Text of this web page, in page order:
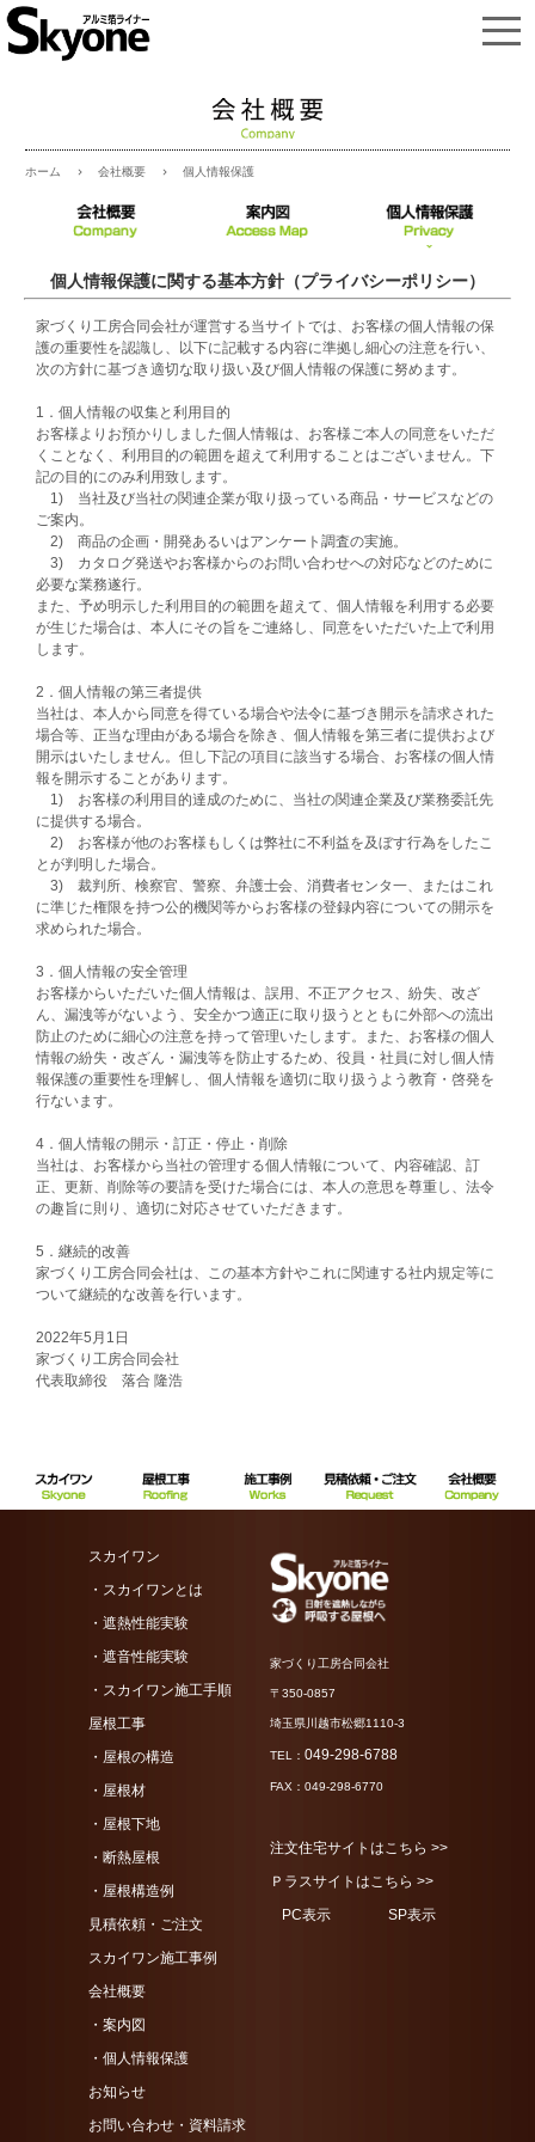
ホーム 会社概要 個人情報保護
個人情報保護に関する基本方針（プライバシーポリシー）
家づくり工房合同会社が運営する当サイトでは、お客様の個人情報の保
護の重要性を認識し、以下に記載する内容に準拠し細心の注意を行い、
次の方針に基づき適切な取り扱い及び個人情報の保護に努めます。
1．個人情報の収集と利用目的
お客様よりお預かりしました個人情報は、お客様ご本人の同意をいただ
くことなく、利用目的の範囲を超えて利用することはございません。下
記の目的にのみ利用致します。
1) 当社及び当社の関連企業が取り扱っている商品・サービスなどの
ご案内。
2) 商品の企画・開発あるいはアンケート調査の実施。
3) カタログ発送やお客様からのお問い合わせへの対応などのために
必要な業務遂行。
また、予め明示した利用目的の範囲を超えて、個人情報を利用する必要
が生じた場合は、本人にその旨をご連絡し、同意をいただいた上で利用
します。
2．個人情報の第三者提供
当社は、本人から同意を得ている場合や法令に基づき開示を請求された
場合等、正当な理由がある場合を除き、個人情報を第三者に提供および
開示はいたしません。但し下記の項目に該当する場合、お客様の個人情
報を開示することがあります。
1) お客様の利用目的達成のために、当社の関連企業及び業務委託先
に提供する場合。
2) お客様が他のお客様もしくは弊社に不利益を及ぼす行為をしたこ
とが判明した場合。
3) 裁判所、検察官、警察、弁護士会、消費者センタ一、またはこれ
に準じた権限を持つ公的機関等からお客様の登録内容についての開示を
求められた場合。
3．個人情報の安全管理
お客様からいただいた個人情報は、誤用、不正アクセス、紛失、改ざ
ん、漏洩等がないよう、安全かつ適正に取り扱うとともに外部への流出
防止のために細心の注意を持って管理いたします。また、お客様の個人
情報の紛失・改ざん・漏洩等を防止するため、役員・社員に対し個人情
報保護の重要性を理解し、個人情報を適切に取り扱うよう教育・啓発を
行ないます。
4．個人情報の開示・訂正・停止・削除
当社は、お客様から当社の管理する個人情報について、内容確認、訂
正、更新、削除等の要請を受けた場合には、本人の意思を尊重し、法令
の趣旨に則り、適切に対応させていただきます。
5．継続的改善
家づくり工房合同会社は、この基本方針やこれに関連する社内規定等に
ついて継続的な改善を行います。
2022年5月1日
家づくり工房合同会社
代表取締役 落合 隆浩
スカイワン
・スカイワンとは
・遮熱性能実験
・遮音性能実験
・スカイワン施工手順
屋根工事
・屋根の構造
・屋根材
・屋根下地
・断熱屋根
・屋根構造例
見積依頼・ご注文
スカイワン施工事例
会社概要
・案内図
・個人情報保護
お知らせ
お問い合わせ・資料請求
家づくり工房合同会社
〒350-0857
埼玉県川越市松郷1110-3
TEL： 049-298-6788
FAX：049-298-6770
注文住宅サイトはこちら >>
Ｐラスサイトはこちら >>
PC表示
SP表示